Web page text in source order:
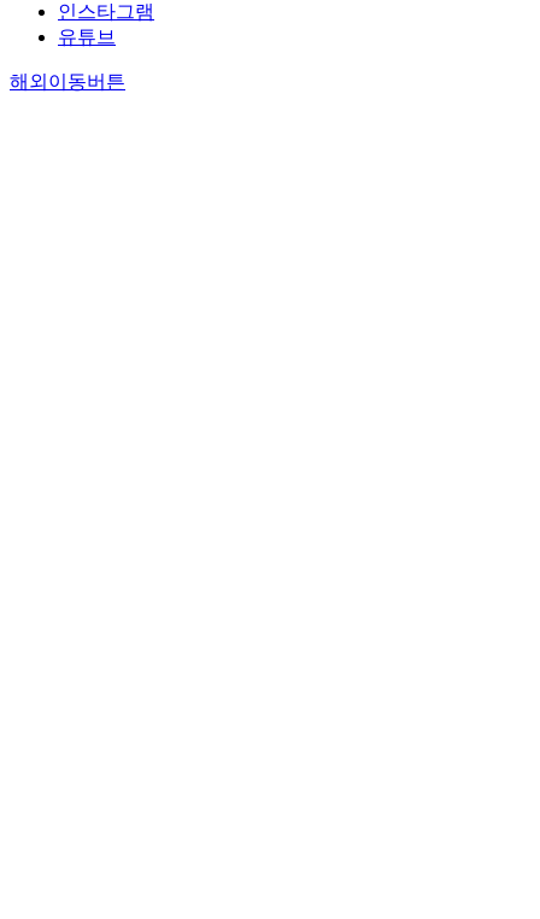
인스타그램
유튜브
해외이동버튼